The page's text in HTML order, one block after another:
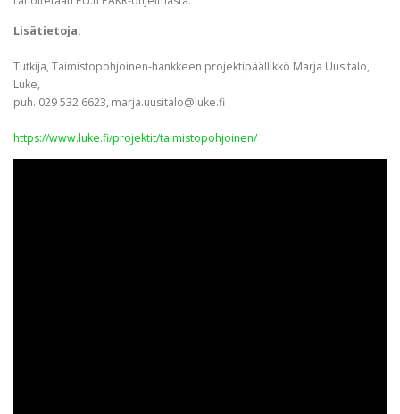
Lisätietoja:
Tutkija, Taimistopohjoinen-hankkeen projektipäällikkö Marja Uusitalo,
Luke,
puh. 029 532 6623, marja.uusitalo@luke.fi
https://www.luke.fi/projektit/taimistopohjoinen/